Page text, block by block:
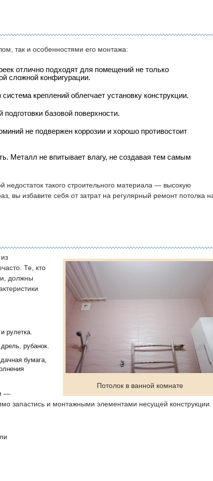
так и особенностями его монтажа:
отлично подходят для помещений не только
сложной конфигурации.
креплений облегчает установку конструкции.
базовой поверхности.
не подвержен коррозии и хорошо противостоит
Металл не впитывает влагу, не создавая тем самым
недостаток такого строительного материала — высокую
вы избавите себя от затрат на регулярный ремонт потолка
Потолок в ванной комнате
Те, кто
должны
рулетка.
рубанок.
бумага,
—
запастись и монтажными элементами несущей конструкции.